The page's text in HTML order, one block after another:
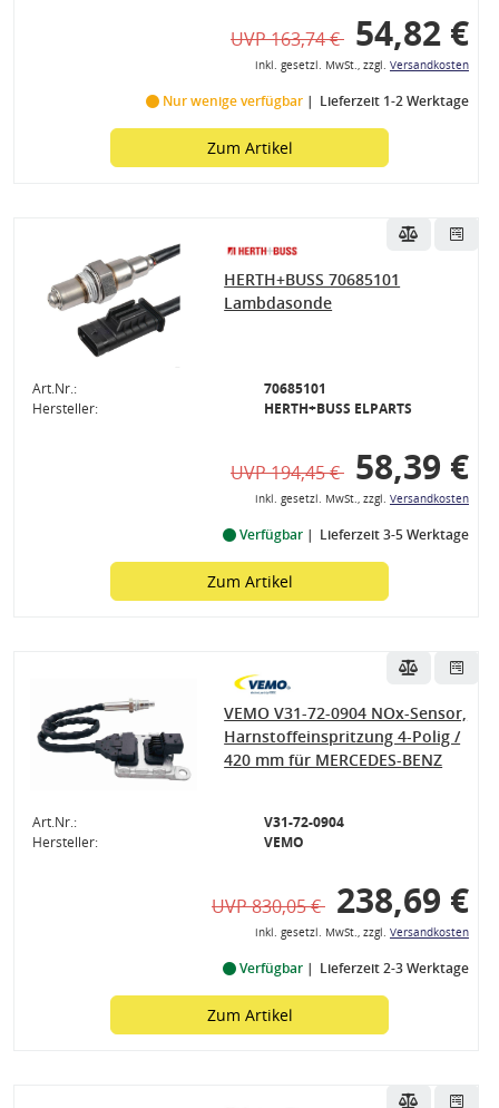
UVP 163,74 € 54,82 €
inkl. gesetzl. MwSt., zzgl. Versandkosten
Nur wenige verfügbar Lieferzeit 1-2 Werktage
Zum Artikel
HERTH+BUSS 70685101
Lambdasonde
Art.Nr.:
70685101
Hersteller:
HERTH+BUSS ELPARTS
UVP 194,45 € 58,39 €
inkl. gesetzl. MwSt., zzgl. Versandkosten
Verfügbar Lieferzeit 3-5 Werktage
Zum Artikel
VEMO V31-72-0904 NOx-Sensor,
Harnstoffeinspritzung 4-Polig /
420 mm für MERCEDES-BENZ
Art.Nr.:
V31-72-0904
Hersteller:
VEMO
UVP 830,05 € 238,69 €
inkl. gesetzl. MwSt., zzgl. Versandkosten
Verfügbar Lieferzeit 2-3 Werktage
Zum Artikel